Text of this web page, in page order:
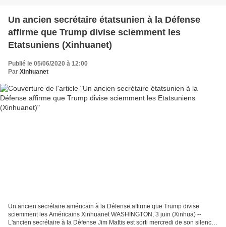
Un ancien secrétaire étatsunien à la Défense
affirme que Trump divise sciemment les
Etatsuniens (Xinhuanet)
Publié le 05/06/2020 à 12:00
Par Xinhuanet
Un ancien secrétaire américain à la Défense affirme que Trump divise
sciemment les Américains Xinhuanet WASHINGTON, 3 juin (Xinhua) --
L'ancien secrétaire à la Défense Jim Mattis est sorti mercredi de son silence